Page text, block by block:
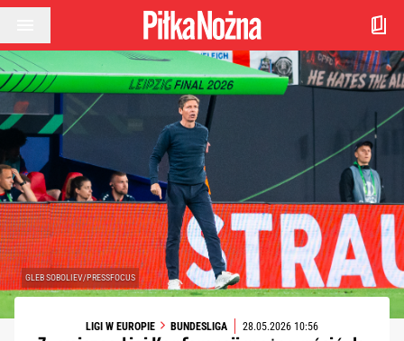
Przejdź do treści
GLEB SOBOLIEV/PRESSFOCUS
LIGI W EUROPIE BUNDESLIGA 28.05.2026 10:56